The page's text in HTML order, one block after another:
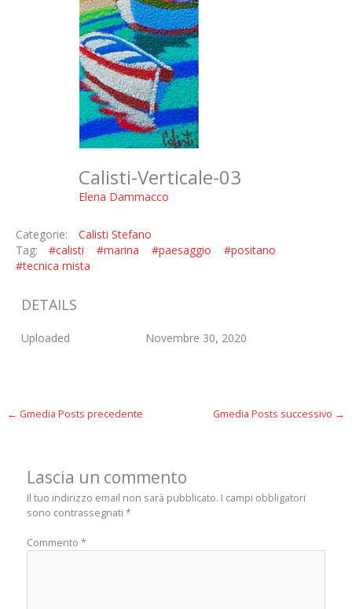
Calisti-Verticale-03
Elena Dammacco
Categorie:
Calisti Stefano
Tag:
#calisti #marina #paesaggio
#positano
#tecnica mista
DETAILS
Uploaded Novembre 30, 2020
← Gmedia Posts precedente Gmedia Posts successivo →
Lascia un commento
Il tuo indirizzo email non sarà pubblicato. I campi obbligatori
sono contrassegnati*
Commento*